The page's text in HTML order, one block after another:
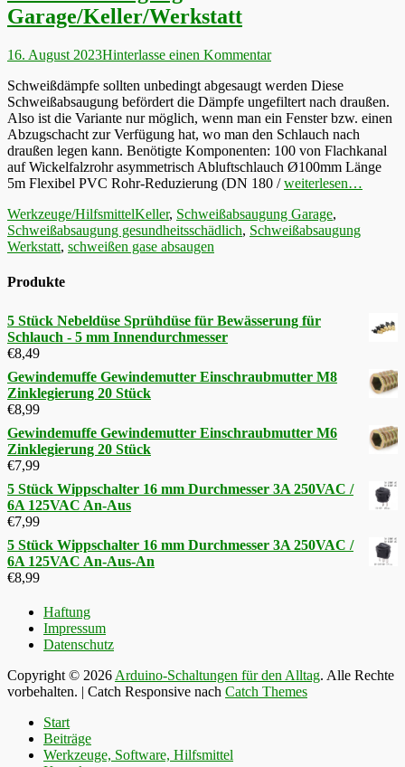
Garage/Keller/Werkstatt
Veröffentlicht
16. August 2023Hinterlasse einen Kommentar
Schweißdämpfe sollten unbedingt abgesaugt werden Diese
Schweißabsaugung befördert die Dämpfe ungefiltert nach draußen.
Also ist die Variante nur möglich, wenn man ein Fenster bzw. einen
Abzugschacht zur Verfügung hat, wo man den Schlauch nach
draußen legen kann. Benötigte Komponenten: 100 von Flachkanal
auf Wickelfalzrohr asymmetrisch Abluftschlauch Ø100mm Länge
5m Flexibel PVC Rohr-Reduzierung (DN 180 /weiterlesen…
Kategorien
Werkzeuge/HilfsmittelSchlagworte
Keller, Schweißabsaugung Garage,
Schweißabsaugung gesundheitsschädlich, Schweißabsaugung
Werkstatt, schweißen gase absaugen
Produkte
5 Stück Nebeldüse Sprühdüse für Bewässerung für
Schlauch - 5 mm Innendurchmesser
€8,49
Gewindemuffe Gewindemutter Einschraubmutter M8
Zinklegierung 20 Stück
€8,99
Gewindemuffe Gewindemutter Einschraubmutter M6
Zinklegierung 20 Stück
€7,99
5 Stück Wippschalter 16 mm Durchmesser 3A 250VAC /
6A 125VAC An-Aus
€7,99
5 Stück Wippschalter 16 mm Durchmesser 3A 250VAC /
6A 125VAC An-Aus-An
€8,99
Haftung
Impressum
Datenschutz
Copyright © 2026 Arduino-Schaltungen für den Alltag. Alle Rechte
vorbehalten. | Catch Responsive nach Catch Themes
oben
scrollen
Start
Beiträge
Werkzeuge, Software, Hilfsmittel